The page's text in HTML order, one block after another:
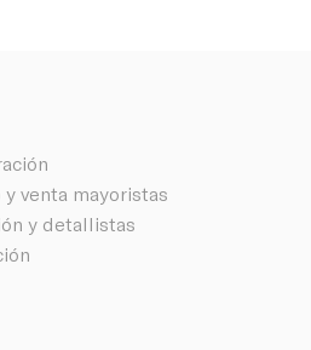
venta mayoristas
y detallistas